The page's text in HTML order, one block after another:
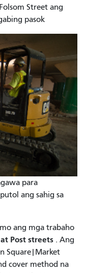
Street ang
pasok
para
ang sahig sa
ang mga trabaho
Post streets . Ang
Square|Market
cover method na